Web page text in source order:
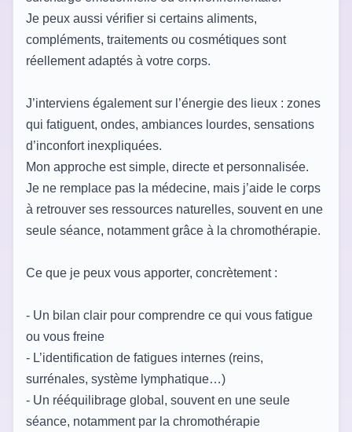
Je peux aussi vérifier si certains aliments,
compléments, traitements ou cosmétiques sont
réellement adaptés à votre corps.
J’interviens également sur l’énergie des lieux : zones
qui fatiguent, ondes, ambiances lourdes, sensations
d’inconfort inexpliquées.
Mon approche est simple, directe et personnalisée.
Je ne remplace pas la médecine, mais j’aide le corps
à retrouver ses ressources naturelles, souvent en une
seule séance, notamment grâce à la chromothérapie.
Ce que je peux vous apporter, concrètement :
- Un bilan clair pour comprendre ce qui vous fatigue
ou vous freine
- L’identification de fatigues internes (reins,
surrénales, système lymphatique…)
- Un rééquilibrage global, souvent en une seule
séance, notamment par la chromothérapie